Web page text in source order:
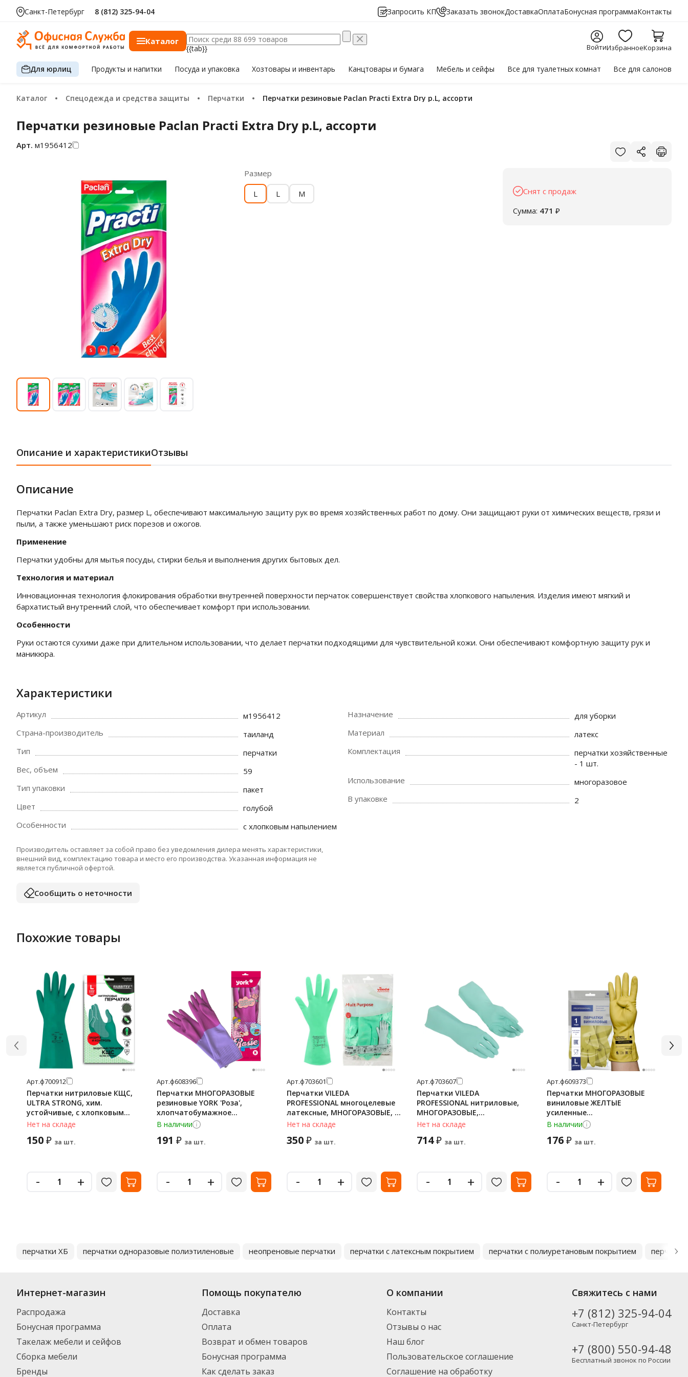
Санкт-Петербург 8 (812) 325-94-04 Запросить КП Заказать звонокДоставкаОплатаБонусная программаКонтакты
Каталог
{{tab}} ВойтиИзбранноеКорзина
Для юрлиц Продуктыи напитки Посуда и упаковка Хозтоварыи инвентарь Канцтовары и бумага Мебельи сейфы Все для туалетных комнат Все для салонов
Каталог Спецодежда и средства защиты Перчатки Перчатки резиновые Paclan Practi Extra Dry р.L, ассорти
Перчатки резиновые Paclan Practi Extra Dry р.L, ассорти
Арт. м1956412
Размер
L
L M
Снят с продаж
Сумма: 471 ₽
Описание и характеристикиОтзывы
Описание
Перчатки Paclan Extra Dry, размер L, обеспечивают максимальную защиту рук во время хозяйственных работ по дому. Они защищают руки от химических веществ, грязи и
пыли, а также уменьшают риск порезов и ожогов.
Применение
Перчатки удобны для мытья посуды, стирки белья и выполнения других бытовых дел.
Технология и материал
Инновационная технология флокирования обработки внутренней поверхности перчаток совершенствует свойства хлопкового напыления. Изделия имеют мягкий и
бархатистый внутренний слой, что обеспечивает комфорт при использовании.
Особенности
Руки остаются сухими даже при длительном использовании, что делает перчатки подходящими для чувствительной кожи. Они обеспечивают комфортную защиту рук и
маникюра.
Характеристики
Артикул
м1956412
Страна-производитель
таиланд
Тип
перчатки
Вес, объем
59
Тип упаковки
пакет
Цвет
голубой
Особенности
с хлопковым напылением
Назначение
для уборки
Материал
латекс
Комплектация
перчатки хозяйственные
- 1 шт.
Использование
многоразовое
В упаковке
2
Производитель оставляет за собой право без уведомления дилера менять характеристики,
внешний вид, комплектацию товара и место его производства. Указанная информация не
является публичной офертой.
Сообщить о неточности
Похожие товары
Арт.ф700912
Перчатки нитриловые КЩС,
ULTRA STRONG, хим.
устойчивые, с хлопковым
напылением, зеленые, р-р 9-
9,5 L (большой), RABBITEX
(РАББИТЕКС), 700912
Нет на складе
150₽ за шт.
- +
Арт.ф608396
Перчатки МНОГОРАЗОВЫЕ
резиновые YORK 'Роза',
хлопчатобумажное
напыление, ПРОЧНЫЕ, размер
7-8, M (средний), розовые, вес
70 г, 92670
В наличии
191 ₽ за шт.
- +
Арт.ф703601
Перчатки VILEDA
PROFESSIONAL многоцелевые
латексные, МНОГОРАЗОВЫЕ, х/
б напыление, ПРОЧНЫЕ, M
(средний), зеленый, 174363
Нет на складе
350₽ за шт.
- +
Арт.ф703607
Перчатки VILEDA
PROFESSIONAL нитриловые,
МНОГОРАЗОВЫЕ,
универсальные,
антиаллергенные, XL (очень
большой), зеленый, 174385
Нет на складе
714₽ за шт.
- +
Арт.ф609373
Перчатки МНОГОРАЗОВЫЕ
виниловые ЖЕЛТЫЕ
усиленные
ГИПОАЛЛЕРГЕННЫЕ, ТР ТС,
PROFESSIONAL, размер 8-9, L
(большой), вес 90 г, ADM,
В наличии
176₽ за шт.
- +
перчатки ХБ перчатки одноразовые полиэтиленовые неопреновые перчатки перчатки с латексным покрытием перчатки с полиуретановым покрытием
Интернет-магазин
Распродажа
Бонусная программа
Такелаж мебели и сейфов
Сборка мебели
Бренды
Помощь покупателю
Доставка
Оплата
Возврат и обмен товаров
Бонусная программа
Как сделать заказ
О компании
Контакты
Отзывы о нас
Наш блог
Пользовательское соглашение
Соглашение на обработку
Свяжитесь с нами
+7 (812) 325-94-04
Санкт-Петербург
+7 (800) 550-94-48
Бесплатный звонок по России